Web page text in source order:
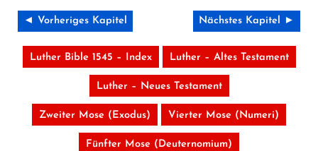
◄ Vorheriges Kapitel Nächstes Kapitel ►
Luther Bible 1545 – Index Luther – Altes Testament
Luther – Neues Testament
Zweiter Mose (Exodus) Vierter Mose (Numeri)
Fünfter Mose (Deuternomium)